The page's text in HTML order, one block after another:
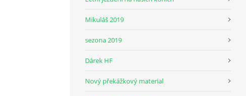
Mikuláš 2019
sezona 2019
Dárek HF
Nový překážkový material